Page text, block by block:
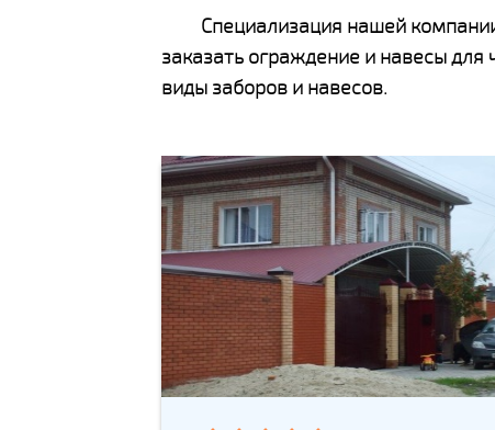
Специализация нашей
заказать ограждение и навесы
виды заборов и навесов.